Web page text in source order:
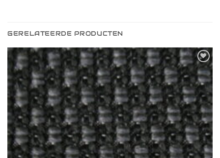
GERELATEERDE PRODUCTEN
Toevoegen
aan
verlanglijst